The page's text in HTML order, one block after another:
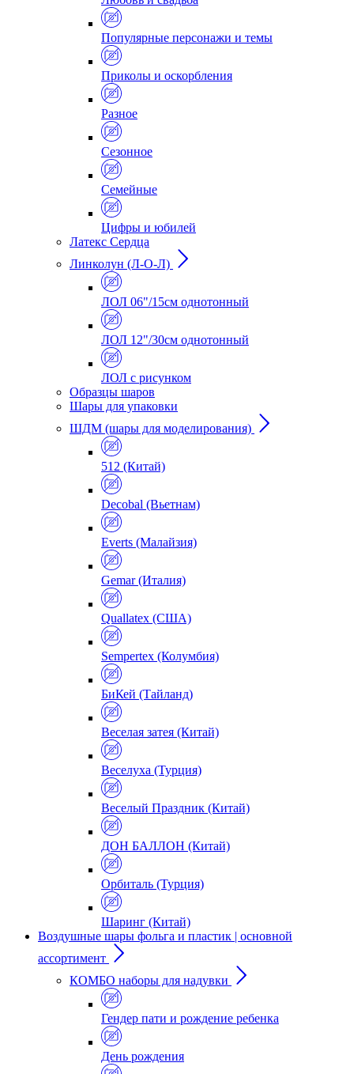
Популярные персонажи и темы
Приколы и оскорбления
Разное
Сезонное
Семейные
Цифры и юбилей
Латекс Сердца
Линколун (Л-О-Л)
ЛОЛ 06"/15см однотонный
ЛОЛ 12"/30см однотонный
ЛОЛ с рисунком
Образцы шаров
Шары для упаковки
ШДМ (шары для моделирования)
512 (Китай)
Decobal (Вьетнам)
Everts (Малайзия)
Gemar (Италия)
Quallatex (США)
Sempertex (Колумбия)
БиКей (Тайланд)
Веселая затея (Китай)
Веселуха (Турция)
Веселый Праздник (Китай)
ДОН БАЛЛОН (Китай)
Орбиталь (Турция)
Шаринг (Китай)
Воздушные шары фольга и пластик | основной
ассортимент
КОМБО наборы для надувки
Гендер пати и рождение ребенка
День рождения